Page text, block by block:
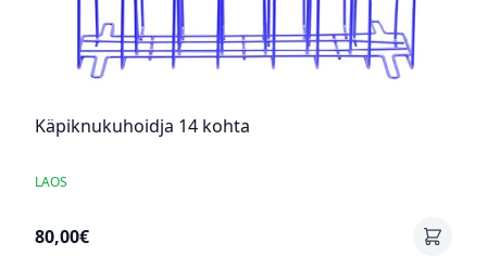
Käpiknukuhoidja 14 kohta
LAOS
80,00€